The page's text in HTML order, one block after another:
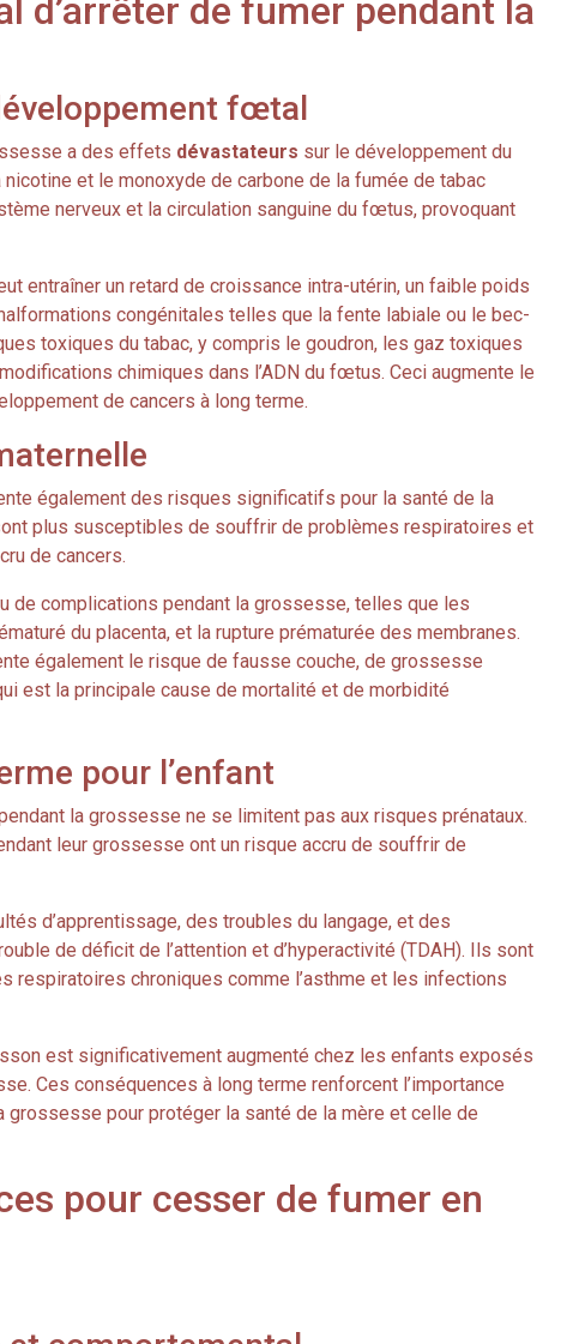
d’arrêter de fumer pendant la
fœtal
a des effets dévastateurs sur le développement du
et le monoxyde de carbone de la fumée de tabac
nerveux et la circulation sanguine du fœtus, provoquant
entraîner un retard de croissance intra-utérin, un faible poids
congénitales telles que la fente labiale ou le bec-
toxiques du tabac, y compris le goudron, les gaz toxiques
chimiques dans l’ADN du fœtus. Ceci augmente le
de cancers à long terme.
également des risques significatifs pour la santé de la
plus susceptibles de souffrir de problèmes respiratoires et
de cancers.
de complications pendant la grossesse, telles que les
du placenta, et la rupture prématurée des membranes.
également le risque de fausse couche, de grossesse
est la principale cause de mortalité et de morbidité
pour l’enfant
la grossesse ne se limitent pas aux risques prénataux.
leur grossesse ont un risque accru de souffrir de
d’apprentissage, des troubles du langage, et des
de déficit de l’attention et d’hyperactivité (TDAH). Ils sont
respiratoires chroniques comme l’asthme et les infections
est significativement augmenté chez les enfants exposés
Ces conséquences à long terme renforcent l’importance
grossesse pour protéger la santé de la mère et celle de
pour cesser de fumer en